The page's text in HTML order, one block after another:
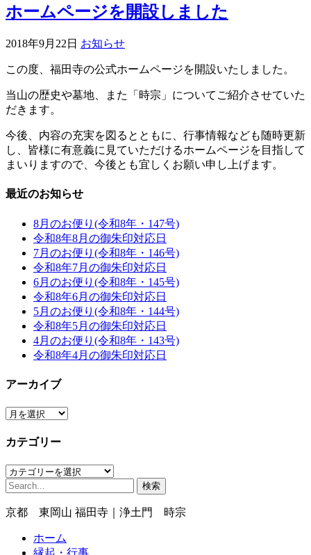
ホームページを開設しました
2018年9月22日 お知らせ
この度、福田寺の公式ホームページを開設いたしました。
当山の歴史や墓地、また「時宗」についてご紹介させていた
だきます。
今後、内容の充実を図るとともに、行事情報なども随時更新
し、皆様に有意義に見ていただけるホームページを目指して
まいりますので、今後とも宜しくお願い申し上げます。
最近のお知らせ
8月のお便り(令和8年・147号)
令和8年8月の御朱印対応日
7月のお便り(令和8年・146号)
令和8年7月の御朱印対応日
6月のお便り(令和8年・145号)
令和8年6月の御朱印対応日
5月のお便り(令和8年・144号)
令和8年5月の御朱印対応日
4月のお便り(令和8年・143号)
令和8年4月の御朱印対応日
アーカイブ
ア
カ
ブ
カテゴリー
カ
テ
リ
検
京都 東岡山 福田寺｜浄土門 時宗
ホーム
縁起・行事